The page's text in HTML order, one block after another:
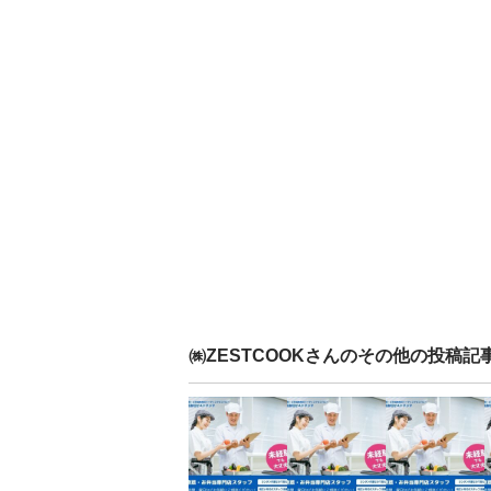
㈱ZESTCOOKさんのその他の投稿記